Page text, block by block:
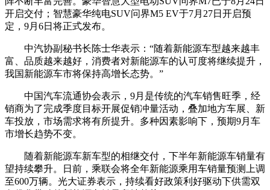
开启交付；智慧豪华纯电SUV问界M5 EV于7月27日开启预
定，9月6日将正式发布。
中汽协副秘书长陈士华表示：“随着新能源车型越来越丰
富、品质越来越好，消费者对新能源车的认可度将继续提升，
我国新能源车市将保持高增长态势。”
中国汽车流通协会表示，9月是传统的汽车销售旺季，经
销商为了完成季度目标开展促销冲量活动，叠加地方车展、新
车投放，市场需求将有所提升。多种因素影响下，预期9月车
市增长趋势不变。
随着新能源车新车型的相继交付，下半年新能源车销量有
望持续攀升。日前，乘联会将全年新能源乘用车销量预测上调
至600万辆。光大证券表示，持续看好政策利好驱动下供需双